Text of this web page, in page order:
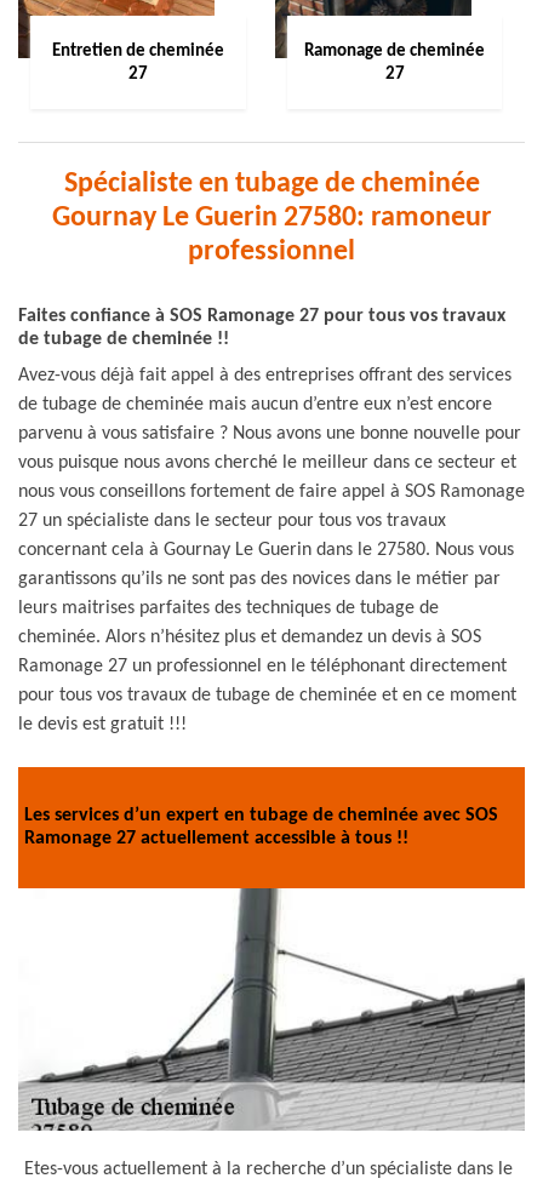
Entretien de cheminée
27
Ramonage de cheminée
27
Spécialiste en tubage de cheminée
Gournay Le Guerin 27580: ramoneur
professionnel
Faites confiance à SOS Ramonage 27 pour tous vos travaux
de tubage de cheminée !!
Avez-vous déjà fait appel à des entreprises offrant des services
de tubage de cheminée mais aucun d’entre eux n’est encore
parvenu à vous satisfaire ? Nous avons une bonne nouvelle pour
vous puisque nous avons cherché le meilleur dans ce secteur et
nous vous conseillons fortement de faire appel à SOS Ramonage
27 un spécialiste dans le secteur pour tous vos travaux
concernant cela à Gournay Le Guerin dans le 27580. Nous vous
garantissons qu’ils ne sont pas des novices dans le métier par
leurs maitrises parfaites des techniques de tubage de
cheminée. Alors n’hésitez plus et demandez un devis à SOS
Ramonage 27 un professionnel en le téléphonant directement
pour tous vos travaux de tubage de cheminée et en ce moment
le devis est gratuit !!!
Les services d’un expert en tubage de cheminée avec SOS
Ramonage 27 actuellement accessible à tous !!
Etes-vous actuellement à la recherche d’un spécialiste dans le